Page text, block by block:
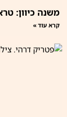
משנה כיוון:
קרא עוד »